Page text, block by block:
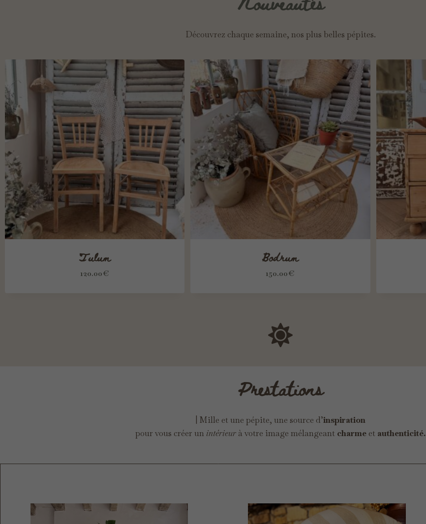
Découvrez chaque semaine, nos plus belles pépites.
Tulum
120.00€
Bodrum
150.00€
Prestations
| Mille et une pépite, une source d’inspiration
pour vous créer un intérieur à votre image mélangeant charme et authenticité.